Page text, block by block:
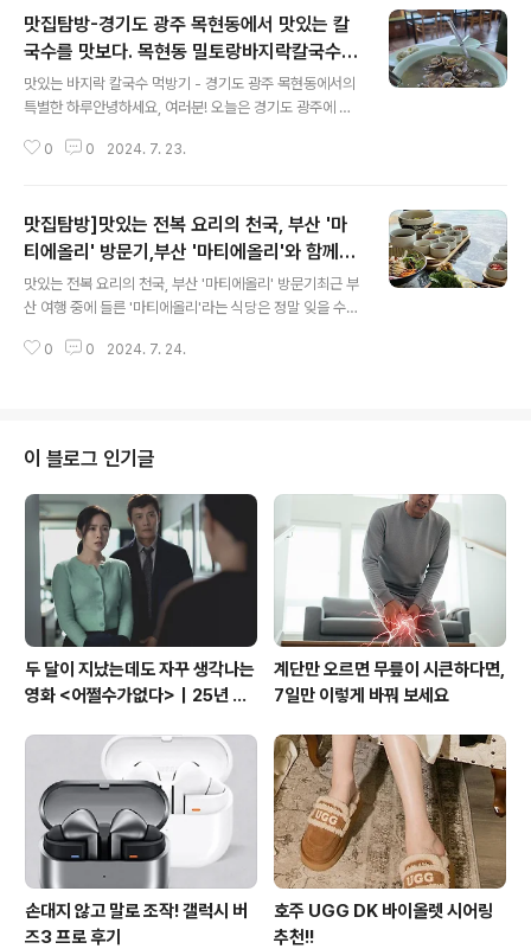
건물은 고풍스러운 분위기를 자아내며, 고요한 정원과 작
은 연못이 어우러져 힐링의 공간을 제공합니다. 신선한
재료, 깔끔한 셋팅내부로 들어서면 깔끔하게 정돈된 테이
블과 정성스럽게 준비된 재료들이 눈에 띕니다. 특히 신선
한 채소와 고기, 다양한 소스들이 보기 좋게 배치되어 있습
니다. 이곳에서는 육류뿐만 아니라 각종 버섯과 채소도 풍
맛집탐방-경기도 광주 목현동에서 맛있는 칼
국수를 맛보다. 목현동 밀토랑바지락칼국수
맛있어요.
맛있는 바지락 칼국수 먹방기 - 경기도 광주 목현동에서의
특별한 하루안녕하세요, 여러분! 오늘은 경기도 광주에 위
누고자 합니다. 사진과 함께 소개할 테니, 함께 그 맛을 상
도는 비주얼이죠. 국물은 맑고 깔끔하며, 바지락의 감칠맛
이 어우러져 정말 환상적인 맛을 자랑합니다. 쫄깃한 면발
과 바지락의 조화가 일품이에요. 이곳이 바로 우리가 방문
한 식당의 외관입니다. 전통적인 나무식 건물 양식에 현대
적인 요소가 더해져 아늑하고 편안한 분위기를 자아냅니
다. 자연과 어우러진 식당 주변 풍경이 마음을 편안하게 해
0 0 2024. 7. 23.
맛집탐방]맛있는 전복 요리의 천국, 부산 '마
티에올리' 방문기,부산 '마티에올리'와 함께하
는 특별한 하루: 맛과 즐거움을 모두 잡다
맛있는 전복 요리의 천국, 부산 '마티에올리' 방문기최근 부
산 여행 중에 들른 '마티에올리'라는 식당은 정말 잊을 수
으로, 다양한 전복 메뉴를 맛볼 수 있었습니다. 깔끔하고 현
복회입니다. 전복회는 신선한 전복을 얇게 썰어 나온 요리
로, 그 자체로 신선하고 오독오독한 식감이 일품이었습니
다. 여러 가지 장과 함께 나오는 전복회는 입안에서 퍼지는
바다의 향이 느껴져 더욱 특별했습니다. 특히, 탁 트인 바다
를 보면서 전복을 곁들여 먹을 수 있어 더욱 색다른 맛을 느
낄 수 있었습니다. 전복..
0 0 2024. 7. 24.
이 블로그 인기글
두 달이 지났는데도 자꾸 생각나는
영화 <어쩔수가없다>｜25년 차
계단만 오르면 무릎이 시큰하다면,
7일만 이렇게 바꿔 보세요
손대지 않고 말로 조작! 갤럭시 버
즈3 프로 후기
호주 UGG DK 바이올렛 시어링
추천!!